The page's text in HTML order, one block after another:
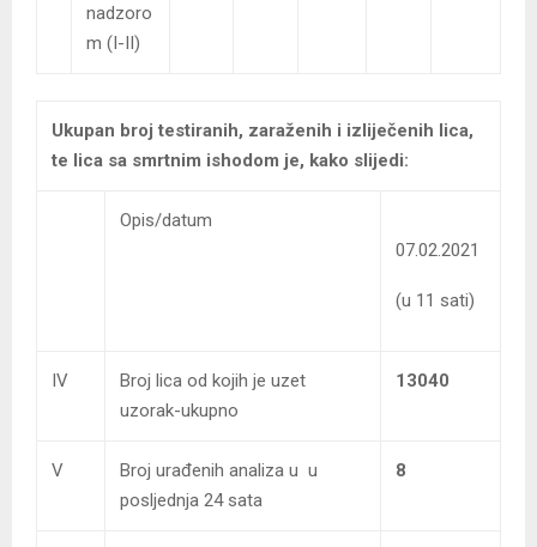
nadzoro
m (I-II)
Ukupan broj testiranih, zaraženih i izliječenih lica,
te lica sa smrtnim ishodom je, kako slijedi:
Opis/datum
07.02.2021
(u 11 sati)
IV
Broj lica od kojih je uzet
uzorak-ukupno
13040
V
Broj urađenih analiza u u
posljednja 24 sata
8